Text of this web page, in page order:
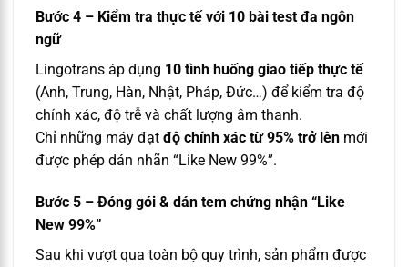
Bước 4 – Kiểm tra thực tế với 10 bài test đa ngôn
ngữ
Lingotrans áp dụng 10 tình huống giao tiếp thực tế
(Anh, Trung, Hàn, Nhật, Pháp, Đức…) để kiểm tra độ
chính xác, độ trễ và chất lượng âm thanh.
Chỉ những máy đạt độ chính xác từ 95% trở lên mới
được phép dán nhãn “Like New 99%”.
Bước 5 – Đóng gói & dán tem chứng nhận “Like
New 99%”
Sau khi vượt qua toàn bộ quy trình, sản phẩm được